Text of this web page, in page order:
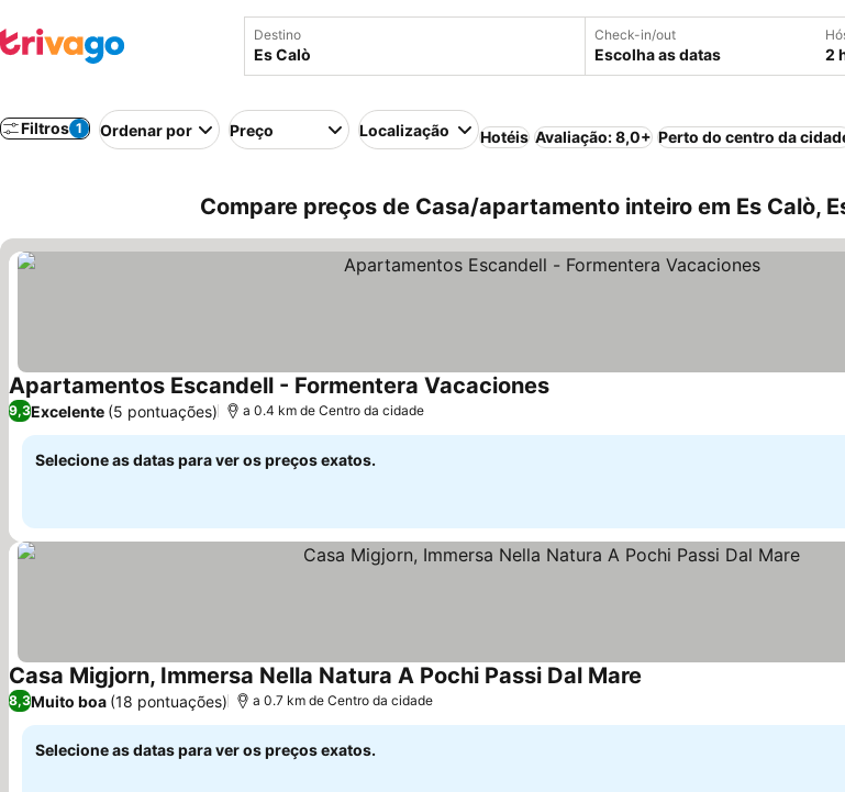
Destino Check-in/out
Escolha as datas 2
Filtros 1 Ordenar por Preço Localização Hotéis Avaliação: 8,0+ Perto do centro da
Compare preços de Casa/apartamento inteiro em Es Calò,
Apartamentos Escandell - Formentera VacacionesVer preços
9,3Excelente (5 pontuações) a 0.4 km de Centro da cidade
Selecione as datas para ver os preços exatos.
Casa Migjorn, Immersa Nella Natura A Pochi Passi Dal Mare
8,3Muito boa (18 pontuações) a 0.7 km de Centro da cidade
Selecione as datas para ver os preços exatos.